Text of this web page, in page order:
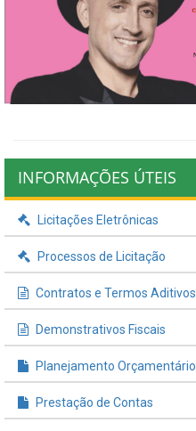
INFORMAÇÕES ÚTEIS
Licitações Eletrônicas
Processos de Licitação
Contratos e Termos Aditivos
Demonstrativos Fiscais
Planejamento Orçamentário
Prestação de Contas